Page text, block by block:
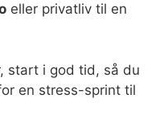
eller privatliv til en
start i god tid, så du
en stress-sprint til